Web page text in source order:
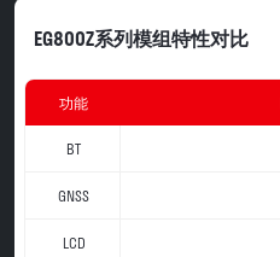
EG800Z系列模组特性对比
功能
BT
GNSS
LCD